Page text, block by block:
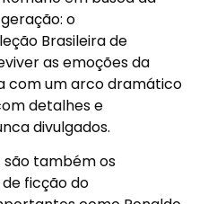
o
Brasileira de
as emoções da
com um arco dramático
detalhes e
divulgados.
são também os
ficção do